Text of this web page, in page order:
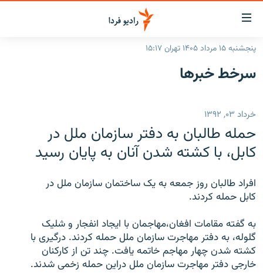
لینک‌های
قابلیت
دسترسی
بازگشت
اصلی
رفتن
به
صفحه
ایران
رادیو
انتخاب کنید و بشنوید
فرکانس‌ها
پادکست
گزارش‌های تصویری
زنان فردا
English
به ما بپیوندید
پنجشنبه ۱۵ مرداد ۱۴۰۵ تهران ۱۵:۱۷
سرخط‌ خبرها
خرداد ۰۳, ۱۳۹۲
حمله طالبان به دفتر سازمان ملل در
کابل، با کشته شدن آنان به پایان رسید
افراد طالبان روز جمعه به یک ساختمان سازمان ملل در
کابل حمله کردند.
به گفته مقامات افغان،مهاجمان با ایجاد انفجار و شلیک
گلوله، به دفتر مهاجرت سازمان ملل حمله کردند. درگیری با
کشته شدن چهار مهاجم خاتمه یافت. چند تن از کارکنان
خارجی دفتر مهاجرت سازمان ملل دراین حمله زخمی شدند.